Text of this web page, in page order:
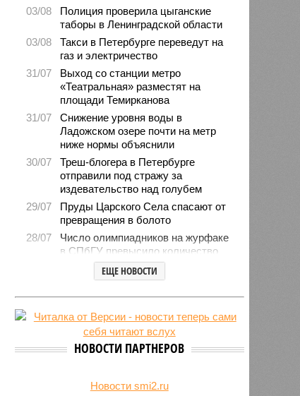
03/08
Полиция проверила цыганские
таборы в Ленинградской области
03/08
Такси в Петербурге переведут на
газ и электричество
31/07
Выход со станции метро
«Театральная» разместят на
площади Темирканова
31/07
Снижение уровня воды в
Ладожском озере почти на метр
ниже нормы объяснили
30/07
Треш-блогера в Петербурге
отправили под стражу за
издевательство над голубем
29/07
Пруды Царского Села спасают от
превращения в болото
28/07
Число олимпиадников на журфаке
в СПбГУ превысило количество
бюджетных мест
Рейды против подростков-
неформалов проведут в городе на
Оплатить проезд в наземном
транспорте Петербурга можно
будет по геолокации
отключения горячей воды в
ЕЩЕ НОВОСТИ
НОВОСТИ ПАРТНЕРОВ
Новости smi2.ru